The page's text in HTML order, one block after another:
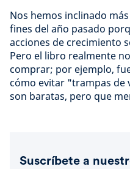
Nos hemos inclinado
fines del año pasado
acciones de crecimiento
Pero el libro realmente
comprar; por ejemplo,
cómo evitar "trampas de
son baratas, pero que
Suscríbete a